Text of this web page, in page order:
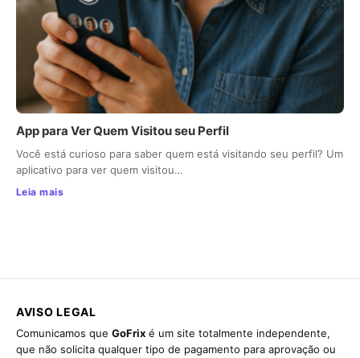
App para Ver Quem Visitou seu Perfil
Você está curioso para saber quem está visitando seu perfil? Um
aplicativo para ver quem visitou…
Leia mais
AVISO LEGAL
Comunicamos que GoFrix é um site totalmente independente,
que não solicita qualquer tipo de pagamento para aprovação ou